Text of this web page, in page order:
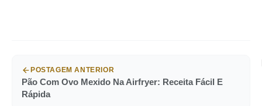
POSTAGEM ANTERIOR
Pão Com Ovo Mexido Na Airfryer: Receita Fácil E
Rápida